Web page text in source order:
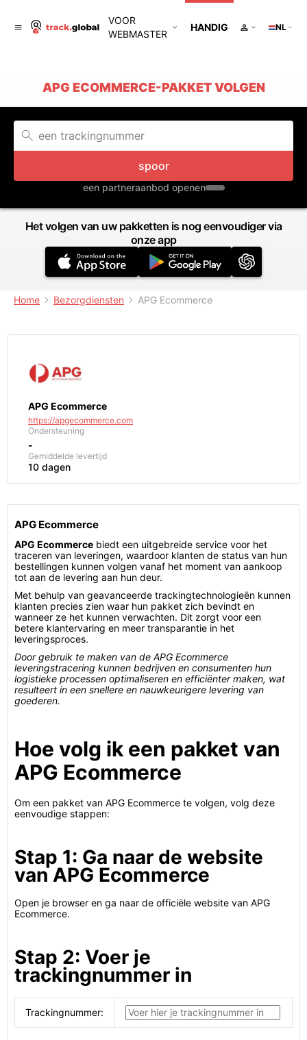
VOOR
WEBMASTER
HANDIG NL
APG ECOMMERCE-PAKKET VOLGEN
spoor
een partneraanbod openen
Het volgen van uw pakketten is nog eenvoudiger via
onze app
Home Bezorgdiensten APG Ecommerce
APG Ecommerce
https://apgecommerce.com
Ondersteuning
-
Gemiddelde levertijd
10 dagen
APG Ecommerce
APG Ecommerce biedt een uitgebreide service voor het
traceren van leveringen, waardoor klanten de status van hun
bestellingen kunnen volgen vanaf het moment van aankoop
tot aan de levering aan hun deur.
Met behulp van geavanceerde trackingtechnologieën kunnen
klanten precies zien waar hun pakket zich bevindt en
wanneer ze het kunnen verwachten. Dit zorgt voor een
betere klantervaring en meer transparantie in het
leveringsproces.
Door gebruik te maken van de APG Ecommerce
leveringstracering kunnen bedrijven en consumenten hun
logistieke processen optimaliseren en efficiënter maken, wat
resulteert in een snellere en nauwkeurigere levering van
goederen.
Hoe volg ik een pakket van
APG Ecommerce
Om een pakket van APG Ecommerce te volgen, volg deze
eenvoudige stappen:
Stap 1: Ga naar de website
van APG Ecommerce
Open je browser en ga naar de officiële website van APG
Ecommerce.
Stap 2: Voer je
trackingnummer in
Trackingnummer: